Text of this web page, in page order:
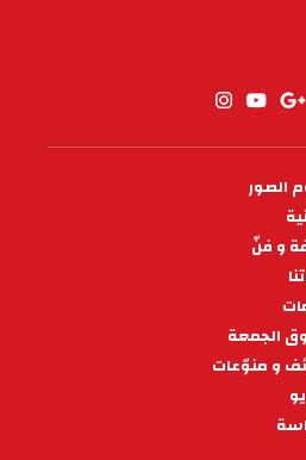
الصور
و فنّ
الجمعة
و منوّعات